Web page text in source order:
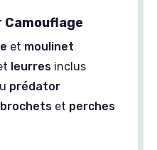
Camouflage
et moulinet
leurres inclus
prédator
brochets et perches